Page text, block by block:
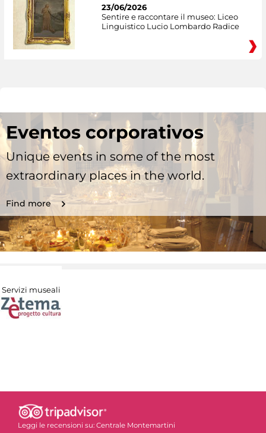
23/06/2026
Sentire e raccontare il museo: Liceo
Linguistico Lucio Lombardo Radice
Eventos corporativos
Unique events in some of the most
extraordinary places in the world.
Find more
Servizi museali
Leggi le recensioni su: Centrale Montemartini